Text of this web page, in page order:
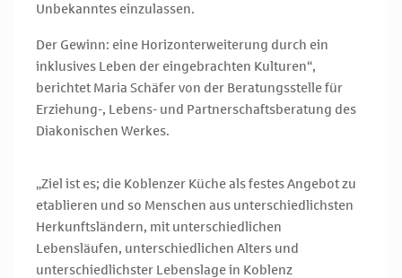
Unbekanntes einzulassen.
Der Gewinn: eine Horizonterweiterung durch ein
inklusives Leben der eingebrachten Kulturen“,
berichtet Maria Schäfer von der Beratungsstelle für
Erziehung-, Lebens- und Partnerschaftsberatung des
Diakonischen Werkes.
„Ziel ist es; die Koblenzer Küche als festes Angebot zu
etablieren und so Menschen aus unterschiedlichsten
Herkunftsländern, mit unterschiedlichen
Lebensläufen, unterschiedlichen Alters und
unterschiedlichster Lebenslage in Koblenz